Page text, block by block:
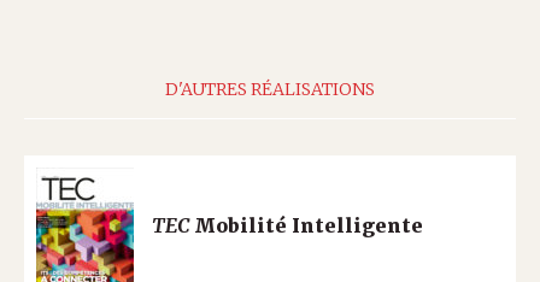
D'AUTRES RÉALISATIONS
TEC Mobilité Intelligente